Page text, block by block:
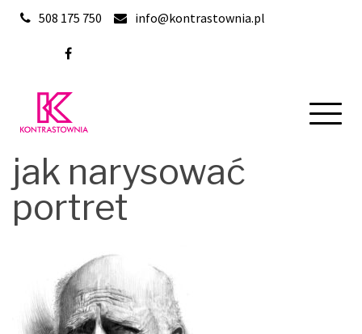
Skip
508 175 750 info@kontrastownia.pl
jak narysować
portret